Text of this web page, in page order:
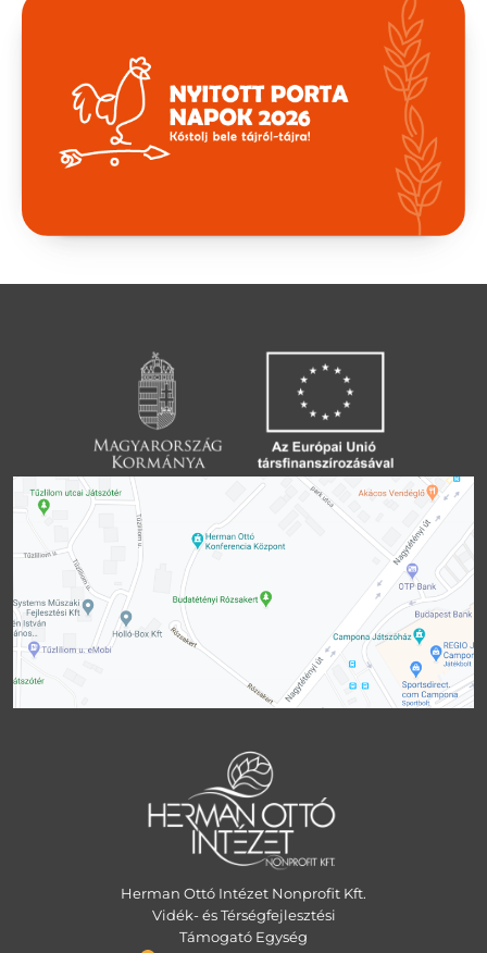
Herman Ottó Intézet Nonprofit Kft.
Vidék- és Térségfejlesztési
Támogató Egység